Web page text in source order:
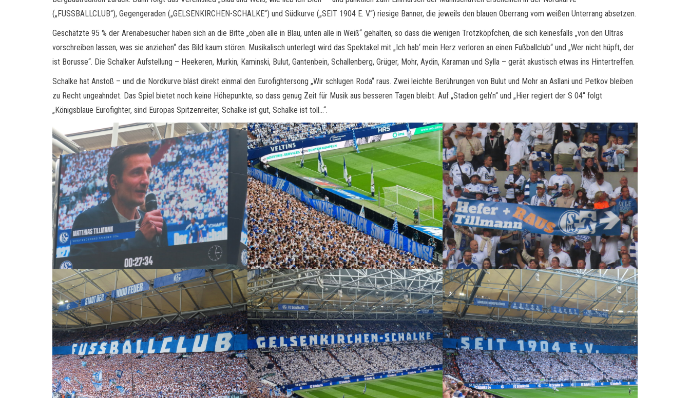
(„FUSSBALLCLUB“), Gegengeraden („GELSENKIRCHEN-SCHALKE“) und Südkurve („SEIT 1904 E. V.“) riesige Banner, die jeweils den blauen Oberrang vom weißen Unterrang absetzen.
Geschätzte 95 % der Arenabesucher haben sich an die Bitte „oben alle in Blau, unten alle in Weiß“ gehalten, so dass die wenigen Trotzköpfchen, die sich keinesfalls „von den Ultras
vorschreiben lassen, was sie anziehen“ das Bild kaum stören. Musikalisch unterlegt wird das Spektakel mit „Ich hab‘ mein Herz verloren an einen Fußballclub“ und „Wer nicht hüpft, der
ist Borusse“. Die Schalker Aufstellung – Heekeren, Murkin, Kaminski, Bulut, Gantenbein, Schallenberg, Grüger, Mohr, Aydin, Karaman und Sylla – gerät akustisch etwas ins Hintertreffen.
Schalke hat Anstoß – und die Nordkurve bläst direkt einmal den Eurofightersong „Wir schlugen Roda“ raus. Zwei leichte Berührungen von Bulut und Mohr an Asllani und Petkov bleiben
zu Recht ungeahndet. Das Spiel bietet noch keine Höhepunkte, so dass genug Zeit für Musik aus besseren Tagen bleibt: Auf „Stadion geh’n“ und „Hier regiert der S 04“ folgt
„Königsblaue Eurofighter, sind Europas Spitzenreiter, Schalke ist gut, Schalke ist toll…“.